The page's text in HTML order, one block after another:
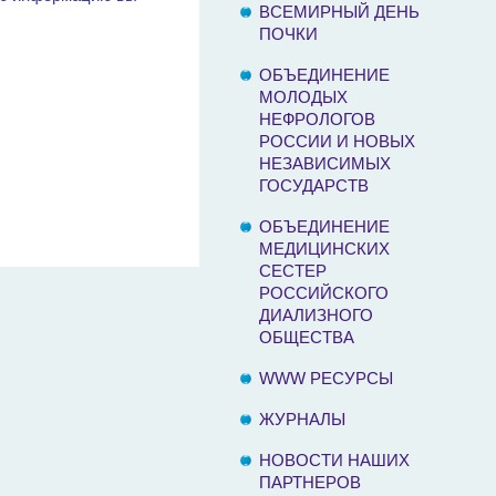
ВСЕМИРНЫЙ ДЕНЬ
ПОЧКИ
ОБЪЕДИНЕНИЕ
МОЛОДЫХ
НЕФРОЛОГОВ
РОССИИ И НОВЫХ
НЕЗАВИСИМЫХ
ГОСУДАРСТВ
ОБЪЕДИНЕНИЕ
МЕДИЦИНСКИХ
СЕСТЕР
РОССИЙСКОГО
ДИАЛИЗНОГО
ОБЩЕСТВА
WWW РЕСУРСЫ
ЖУРНАЛЫ
НОВОСТИ НАШИХ
ПАРТНЕРОВ